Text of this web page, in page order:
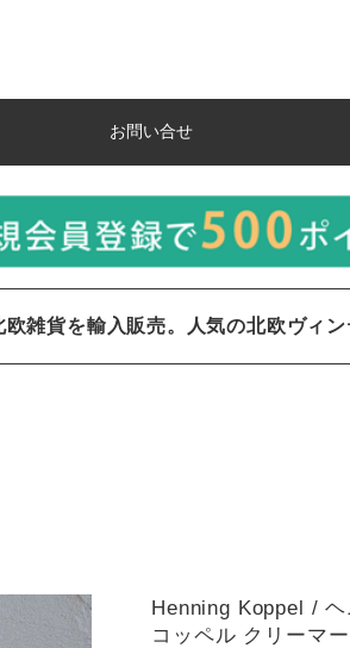
お問い合せ
雑貨を輸入販売。人気の北欧ヴィ
Henning Koppel /
コッペル クリーマー